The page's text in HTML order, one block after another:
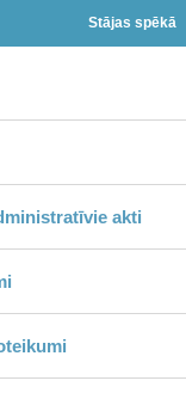
Stājas spēkā
akti